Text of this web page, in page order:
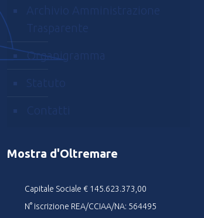
Archivio Amministrazione
Trasparente
Organigramma
Statuto
Contatti
Mostra d'Oltremare
Capitale Sociale € 145.623.373,00
N° iscrizione REA/CCIAA/NA: 564495